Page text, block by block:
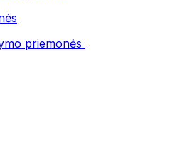
priemonės